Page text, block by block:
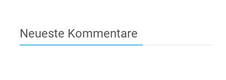
Neueste Kommentare